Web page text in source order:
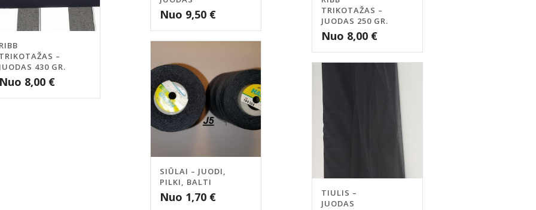
Nuo 9,50 €
TRIKOTAŽAS –
JUODAS 250 GR.
Nuo 8,00 €
–
430 GR.
8,00 €
SIŪLAI – JUODI,
PILKI, BALTI
Nuo 1,70 €
TIULIS –
JUODAS